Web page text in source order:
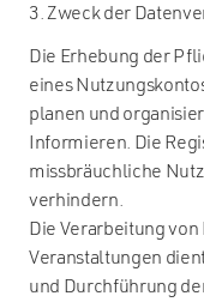
3. Zweck der
Die Erhebung der
eines
planen und
Informieren. Die
missbräuchliche
verhindern.
Die Verarbeitung
Veranstaltungen
und Durchführung